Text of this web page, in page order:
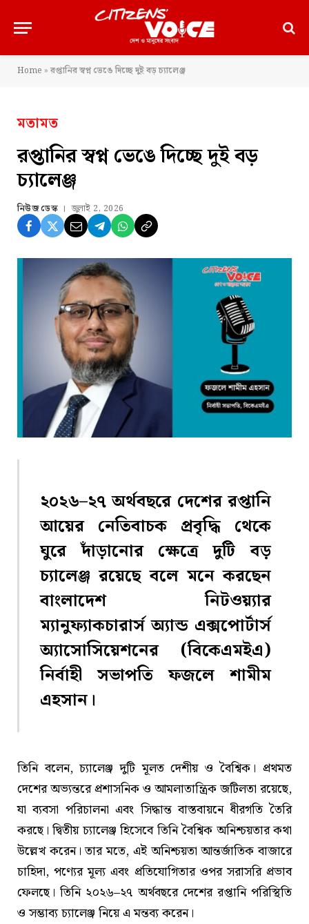
Home » রপ্তানির স্বপ্ন ভেঙে দিচ্ছে দুই বড় চ্যালেঞ্জ
মতামত
রপ্তানির স্বপ্ন ভেঙে দিচ্ছে দুই বড়
চ্যালেঞ্জ
নিউজ ডেস্ক জুলাই 2, 2026
২০২৬–২৭ অর্থবছরে দেশের রপ্তানি
আয়ের নেতিবাচক প্রবৃদ্ধি থেকে
ঘুরে দাঁড়ানোর ক্ষেত্রে দুটি বড়
চ্যালেঞ্জ রয়েছে বলে মনে করছেন
বাংলাদেশ নিটওয়্যার
ম্যানুফ্যাকচারার্স অ্যান্ড এক্সপোর্টার্স
অ্যাসোসিয়েশনের (বিকেএমইএ)
নির্বাহী সভাপতি ফজলে শামীম
এহসান।
তিনি বলেন, চ্যালেঞ্জ দুটি মূলত দেশীয় ও বৈশ্বিক। প্রথমত
দেশের অভ্যন্তরে প্রশাসনিক ও আমলাতান্ত্রিক জটিলতা রয়েছে,
যা ব্যবসা পরিচালনা এবং সিদ্ধান্ত বাস্তবায়নে ধীরগতি তৈরি
করছে। দ্বিতীয় চ্যালেঞ্জ হিসেবে তিনি বৈশ্বিক অনিশ্চয়তার কথা
উল্লেখ করেন। তার মতে, এই অনিশ্চয়তা আন্তর্জাতিক বাজারে
চাহিদা, পণ্যের মূল্য এবং প্রতিযোগিতার ওপর সরাসরি প্রভাব
ফেলছে। তিনি ২০২৬–২৭ অর্থবছরে দেশের রপ্তানি পরিস্থিতি
ও সম্ভাব্য চ্যালেঞ্জ নিয়ে এ মন্তব্য করেন।